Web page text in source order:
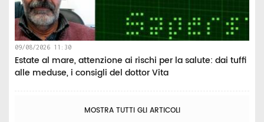
09/08/2026 11:30
Estate al mare, attenzione ai rischi per la salute: dai tuffi
alle meduse, i consigli del dottor Vita
MOSTRA TUTTI GLI ARTICOLI